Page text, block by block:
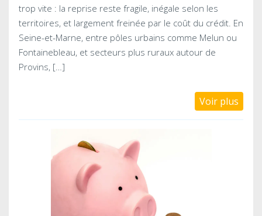
trop vite : la reprise reste fragile, inégale selon les
territoires, et largement freinée par le coût du crédit. En
Seine-et-Marne, entre pôles urbains comme Melun ou
Fontainebleau, et secteurs plus ruraux autour de
Provins, […]
Voir plus